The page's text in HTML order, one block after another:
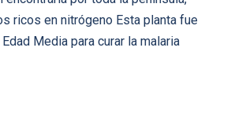
ricos en nitrógeno Esta planta fue
Media para curar la malaria